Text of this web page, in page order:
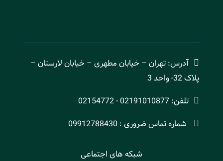
آدرس: تهران – خیابان مطهری – خیابان لارستان –
پلاک 32- واحد 3
تلفن: 02191010877 - 02154772
شماره تماس ضروری : 09912788430
شبکه های اجتماعی